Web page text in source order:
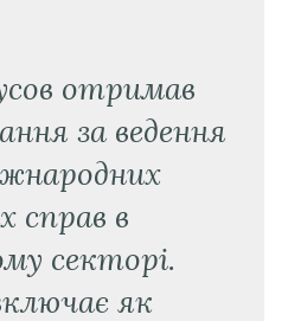
отримав
за ведення
справ в
секторі.
як